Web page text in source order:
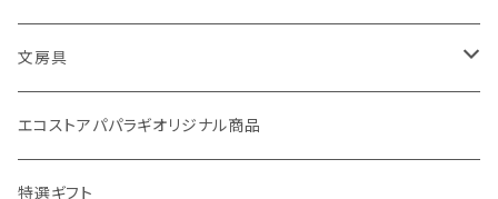
stojo(折り畳めて何度でも使用できるコーヒーカップ)
オリーブウッド カッティングボード
調理用品
天然素材のブラシ、掃除道具
生理用品
虫除けグッズ
文房具
バナナペーパーグッズ
天然素材の消しゴム
エコストアパパラギオリジナル商品
特選ギフト